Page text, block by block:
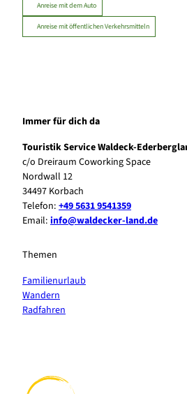
Anreise mit dem Auto
Anreise mit öffentlichen Verkehrsmitteln
Immer für dich da
Touristik Service Waldeck-
c/o Dreiraum Coworking Space
Nordwall 12
34497 Korbach
Telefon: +49 5631 9541359
Email: info@waldecker-land.de
Themen
Familienurlaub
Wandern
Radfahren
n
t t